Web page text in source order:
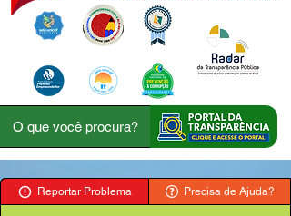
Reportar Problema Precisa de Ajuda?